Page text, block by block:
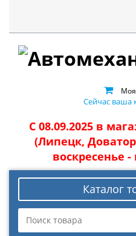
Сейчас ваша
С 08.09.2025 в
(Липецк,
воскресенье
Каталог